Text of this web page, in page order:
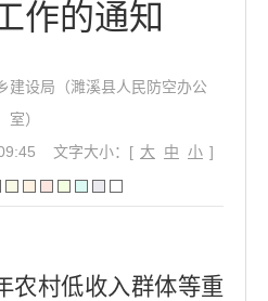
作的通知
建设局（濉溪县人民防空办公
室）
文字大小：[ 大 中 小 ]
农村低收入群体等重